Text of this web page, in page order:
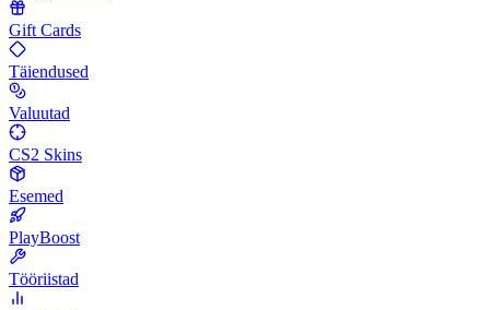
Gift Cards
Täiendused
Valuutad
CS2 Skins
Esemed
PlayBoost
Tööriistad